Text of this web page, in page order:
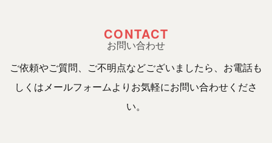
CONTACT
お問い合わせ
ご依頼やご質問、ご不明点などございましたら、お電話も
しくはメールフォームよりお気軽にお問い合わせくださ
い。